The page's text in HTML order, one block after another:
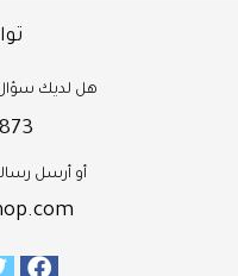
هل لديك سؤال
أو أرسل